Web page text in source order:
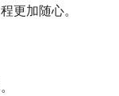
更加随心。